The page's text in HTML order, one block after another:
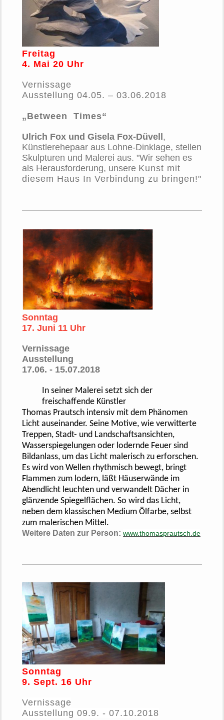
Freitag
4. Mai 20 Uhr
Vernissage
Ausstellung 04.05. – 03.06.2018
„Between Times“
Ulrich Fox und Gisela Fox-Düvell ,
Künstlerehepaar aus Lohne-Dinklage, stellen
Skulpturen und Malerei aus. "Wir sehen es
als Herausforderung, unsere Kunst mit
diesem Haus In Verbindung zu bringen!"
Sonntag
17. Juni 11 Uhr
Vernissage
Ausstellung
17.06. - 15.07.2018
In seiner Malerei setzt sich der
freischaffende Künstler
Thomas Prautsch intensiv mit dem Phänomen
Licht auseinander. Seine Motive, wie verwitterte
Treppen, Stadt- und Landschaftsansichten,
Wasserspiegelungen oder lodernde Feuer sind
Bildanlass, um das Licht malerisch zu erforschen.
Es wird von Wellen rhythmisch bewegt, bringt
Flammen zum lodern, läßt Häuserwände im
Abendlicht leuchten und verwandelt Dächer in
glänzende Spiegelflächen. So wird das Licht,
neben dem klassischen Medium Ölfarbe, selbst
zum malerischen Mittel.
Weitere Daten zur Person: www.thomasprautsch.de
Sonntag
9. Sept. 16 Uhr
Vernissage
Ausstellung 09.9. - 07.10.2018